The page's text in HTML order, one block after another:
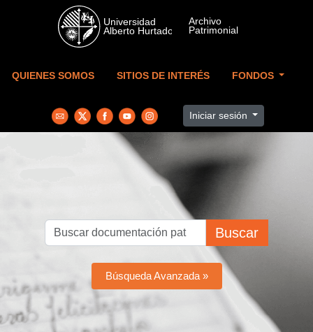
Skip to main content
QUIENES SOMOS SITIOS DE INTERÉS FONDOS
Iniciar sesión
Buscar
Búsqueda Avanzada »